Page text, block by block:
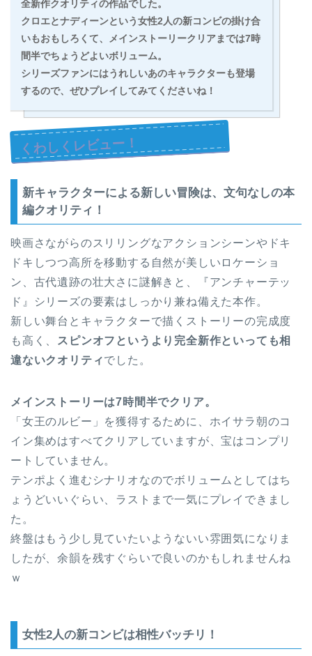
全新作クオリティの作品でした。
クロエとナディーンという女性2人の新コンビの掛け合
いもおもしろくて、
メインストーリークリアまでは7時
間半でちょうどよいボリューム。
シリーズファンにはうれしいあのキャラクターも登場
するので、ぜひプレイしてみてくださいね！
くわしくレビュー！
新キャラクターによる新しい冒険は、文句なしの本
編クオリティ！
映画さながらのスリリングなアクションシーンやドキ
ドキしつつ高所を移動する自然が美しいロケーショ
ン、古代遺跡の壮大さに謎解きと、『アンチャーテッ
ド』シリーズの要素はしっかり兼ね備えた本作。
新しい舞台とキャラクターで描くストーリーの完成度
も高く、
スピンオフというより完全新作といっても相
違ないクオリティでした。
メインストーリーは7時間半でクリア。
「女王のルビー」を獲得するために、ホイサラ朝のコ
イン集めはすべてクリアしていますが、宝はコンプリ
ートしていません。
テンポよく進むシナリオなのでボリュームとしてはち
ょうどいいぐらい、ラストまで一気にプレイできまし
た。
終盤はもう少し見ていたいようないい雰囲気になりま
したが、余韻を残すぐらいで良いのかもしれませんね
ｗ
女性2人の新コンビは相性バッチリ！